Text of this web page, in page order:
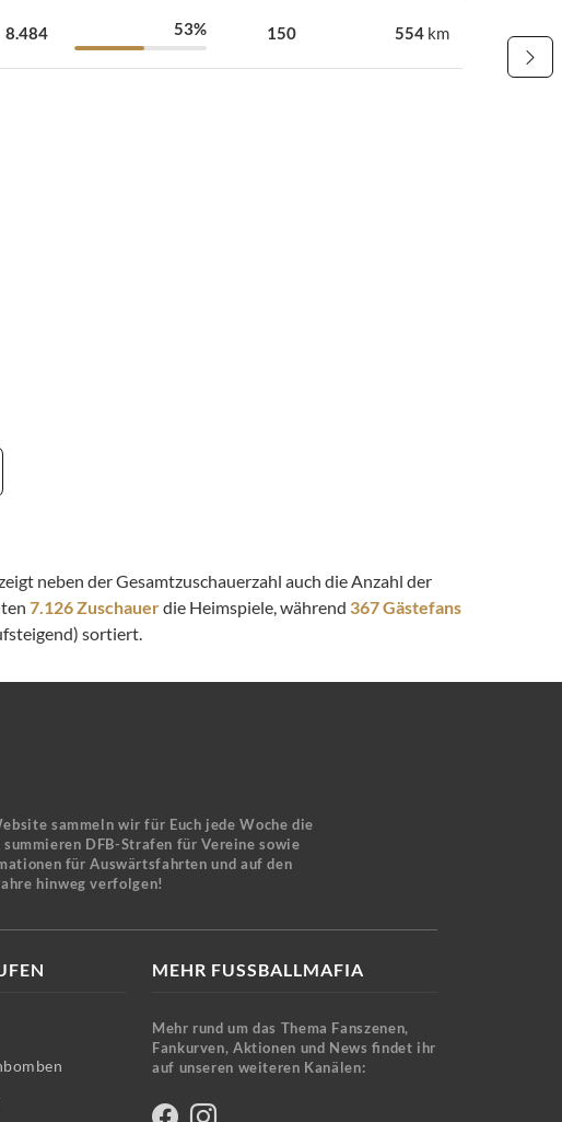
8.484 53% 150 554 km
neben der Gesamtzuschauerzahl auch die Anzahl der
7.126 Zuschauerdie Heimspiele, während 367 Gästefans
sortiert.
sammeln wir für Euch jede Woche die
DFB-Strafen für Vereine sowie
für Auswärtsfahrten und auf den
hinweg verfolgen!
MEHR FUSSBALLMAFIA
Mehr rund um das Thema Fanszenen,
Fankurven, Aktionen und News findet ihr
auf unseren weiteren Kanälen: